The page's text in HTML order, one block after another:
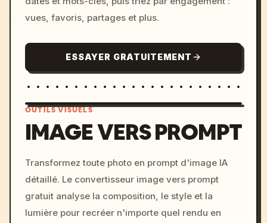
vues, favoris, partages et plus.
ESSAYER GRATUITEMENT
c, cyberpunk sunset, neon
colors, 8k --v 6.0
OUTILS VISUELS
IMAGE VERS PROMPT
Transformez toute photo en prompt d'image IA
détaillé. Le convertisseur image vers prompt
gratuit analyse la composition, le style et la
lumière pour recréer n'importe quel rendu en